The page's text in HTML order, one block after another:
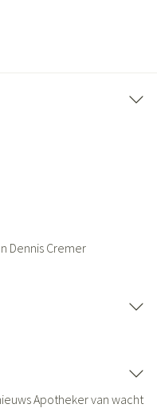
Dennis Cremer
Apotheker van wacht